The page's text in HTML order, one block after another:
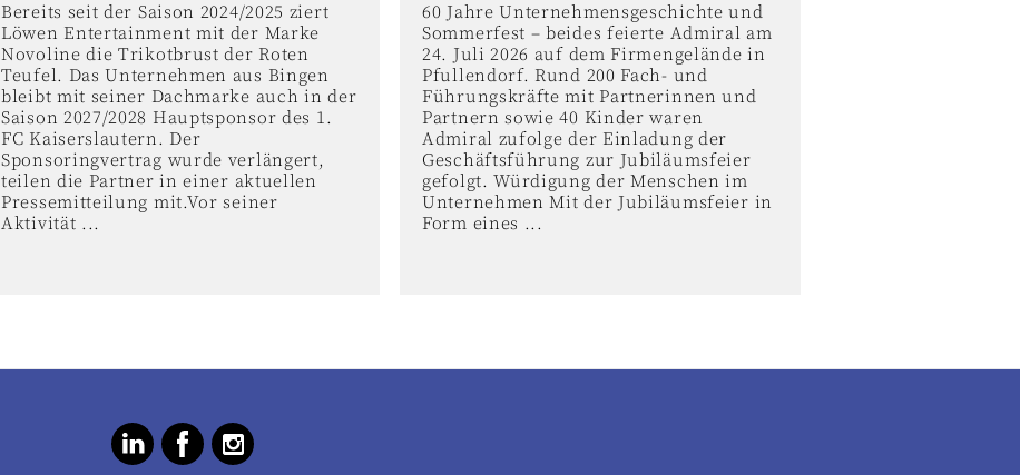
Bereits seit der Saison 2024/2025 ziert
Löwen Entertainment mit der Marke
Novoline die Trikotbrust der Roten
Teufel. Das Unternehmen aus Bingen
bleibt mit seiner Dachmarke auch in der
Saison 2027/2028 Hauptsponsor des 1.
FC Kaiserslautern. Der
Sponsoringvertrag wurde verlängert,
teilen die Partner in einer aktuellen
Pressemitteilung mit.Vor seiner
Aktivität ...
60 Jahre Unternehmensgeschichte und
Sommerfest – beides feierte Admiral am
24. Juli 2026 auf dem Firmengelände in
Pfullendorf. Rund 200 Fach- und
Führungskräfte mit Partnerinnen und
Partnern sowie 40 Kinder waren
Admiral zufolge der Einladung der
Geschäftsführung zur Jubiläumsfeier
gefolgt. Würdigung der Menschen im
Unternehmen Mit der Jubiläumsfeier in
Form eines ...